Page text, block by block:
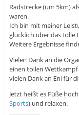
Radstrecke (um 5km)
waren.
Ich bin mit meiner
glücklich über das tolle
Weitere Ergebnisse
Vielen Dank an die
einen tollen Wettkampf
vielen Dank an Eni für
Jetzt heißt es Füße
Sports) und relaxen.